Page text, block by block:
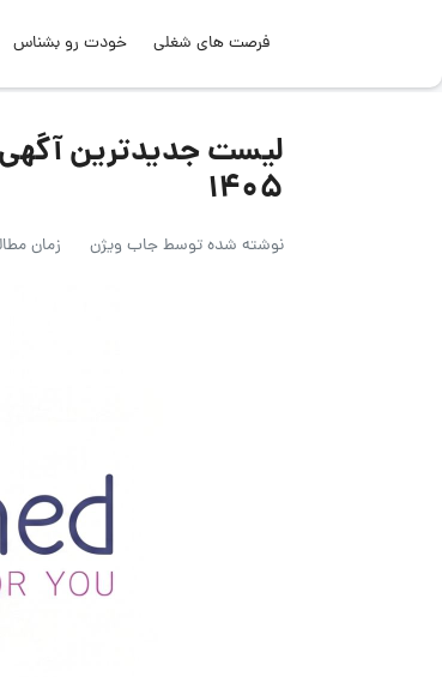
فرصت های شغلی خودت رو بشناس
۱۴۰۵
نوشته شده توسطجاب ویژن زمان مطالعه: